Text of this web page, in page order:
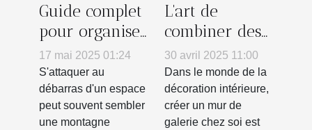
Guide complet
pour organiser
un débarras
efficace de
votre espace
17 mai 2025 01:24
S'attaquer au
débarras d'un espace
peut souvent sembler
une montagne
L'art de
combiner des
posters pour
créer un mur
de galerie
chez soi
30 avril 2025 11:00
Dans le monde de la
décoration intérieure,
créer un mur de
galerie chez soi est